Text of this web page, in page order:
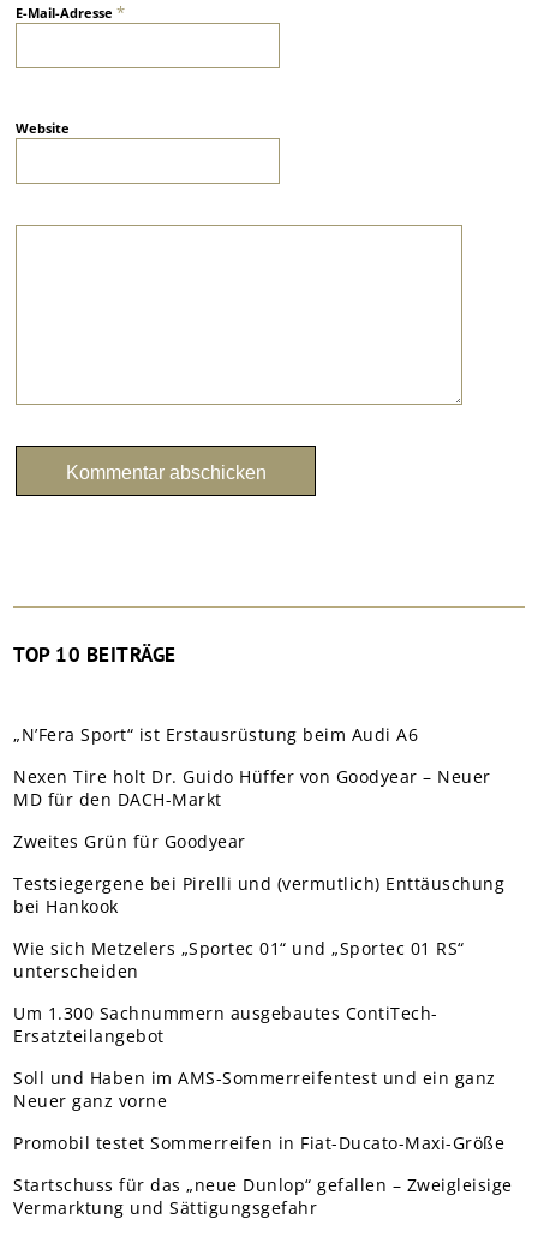
E-Mail-Adresse*
Website
TOP 10 BEITRÄGE
„N’Fera Sport“ ist Erstausrüstung beim Audi A6
Nexen Tire holt Dr. Guido Hüffer von Goodyear – Neuer
MD für den DACH-Markt
Zweites Grün für Goodyear
Testsiegergene bei Pirelli und (vermutlich) Enttäuschung
bei Hankook
Wie sich Metzelers „Sportec 01“ und „Sportec 01 RS“
unterscheiden
Um 1.300 Sachnummern ausgebautes ContiTech-
Ersatzteilangebot
Soll und Haben im AMS-Sommerreifentest und ein ganz
Neuer ganz vorne
Promobil testet Sommerreifen in Fiat-Ducato-Maxi-Größe
Startschuss für das „neue Dunlop“ gefallen – Zweigleisige
Vermarktung und Sättigungsgefahr